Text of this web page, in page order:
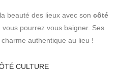
beauté des lieux avec son côté
vous pourrez vous baigner. Ses
authentique au lieu !
CULTURE